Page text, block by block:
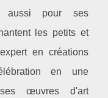
aussi pour ses
les petits et
en créations
en une
œuvres d'art